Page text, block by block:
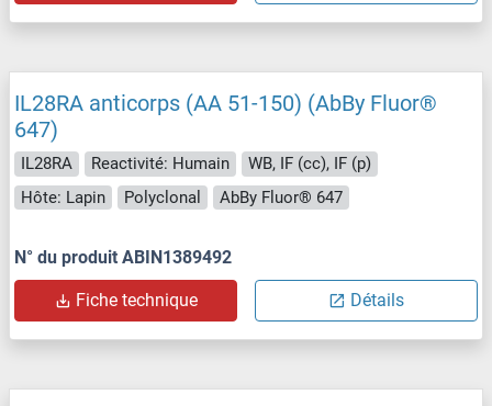
IL28RA anticorps (AA 51-150) (AbBy Fluor®
647)
IL28RA Reactivité: Humain
WB, IF (cc), IF (p)
Hôte: Lapin
Polyclonal AbBy Fluor® 647
N° du produit ABIN1389492
Fiche technique Détails